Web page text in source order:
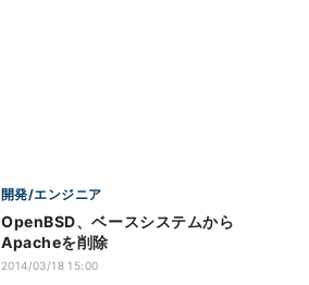
開発/エンジニア
OpenBSD、ベースシステムから
Apacheを削除
2014/03/18 15:00